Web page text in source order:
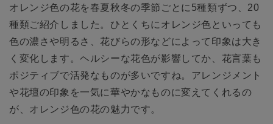
オレンジ色の花を春夏秋冬の季節ごとに5種類ずつ、20
種類ご紹介しました。ひとくちにオレンジ色といっても
色の濃さや明るさ、花びらの形などによって印象は大き
く変化します。ヘルシーな花色が影響してか、花言葉も
ポジティブで活発なものが多いですね。アレンジメント
や花壇の印象を一気に華やかなものに変えてくれるの
が、オレンジ色の花の魅力です。